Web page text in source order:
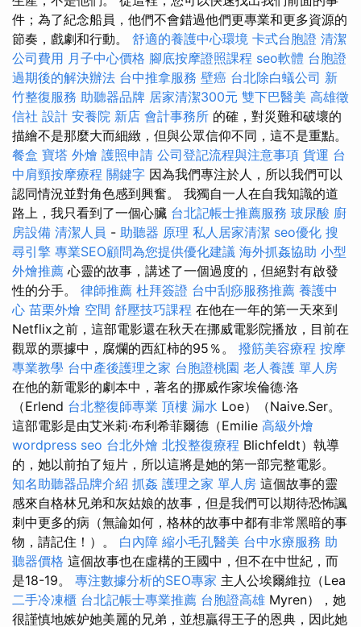
件；為了紀念船員，他們不會錯過他們更專業和更多資源的
節奏，戲劇和行動。 舒適的養護中心環境 卡式台胞證 清潔
公司費用 月子中心價格 腳底按摩證照課程 seo軟體 台胞證
過期後的解決辦法 台中推拿服務 壁癌 台北除白蟻公司 新
竹整復服務 助聽器品牌 居家清潔300元 雙下巴醫美 高雄徵
信社 設計 安養院 新店 會計事務所 的確，對災難和破壞的
描繪不是那麼大而細緻，但與公眾信仰不同，這不是重點。
餐盒 寶塔 外燴 護照申請 公司登記流程與注意事項 貨運 台
中肩頸按摩療程 關鍵字 因為我們專注於人，所以我們可以
認同情況並對角色感到興奮。 我獨自一人在自我知識的道
路上，我只看到了一個心臟 台北記帳士推薦服務 玻尿酸 廚
房設備 清潔人員 - 助聽器 原理 私人居家清潔 seo優化 搜
尋引擎 專業SEO顧問為您提供優化建議 海外抓姦協助 小型
外燴推薦 心靈的故事，講述了一個過度的，但絕對有啟發
性的分手。 律師推薦 杜拜簽證 台中刮痧服務推薦 養護中
心 苗栗外燴 空間 舒壓技巧課程 在他在一年的第一天來到
Netflix之前，這部電影還在秋天在挪威電影院播放，目前在
觀眾的票據中，腐爛的西紅柿的95％。 撥筋美容療程 按摩
專業教學 台中產後護理之家 台胞證桃園 老人養護 單人房
在他的新電影的劇本中，著名的挪威作家埃倫德·洛
（Erlend 台北整復師專業 頂樓 漏水 Loe）（Naive.Ser。
這部電影是由艾米莉·布利希菲爾德（Emilie 高級外燴
wordpress seo 台北外燴 北投整復療程 Blichfeldt）執導
的，她以前拍了短片，所以這將是她的第一部完整電影。
知名助聽器品牌介紹 抓姦 護理之家 單人房 這個故事的靈
感來自格林兄弟和灰姑娘的故事，但是我們可以期待恐怖諷
刺中更多的病（無論如何，格林的故事中都有非常黑暗的事
物，請記住！）。 白內障 縮小毛孔醫美 台中水療服務 助
聽器價格 這個故事也在虛構的王國中，但不在中世紀，而
是18-19。 專注數據分析的SEO專家 主人公埃爾維拉（Lea
二手冷凍櫃 台北記帳士專業推薦 台胞證高雄 Myren），她
很謹慎地嫉妒她美麗的兄弟，並想贏得王子的恩典，因此她